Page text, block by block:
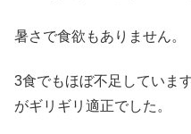
暑さで食欲もありません。
3食でもほぼ不足していま
がギリギリ適正でした。